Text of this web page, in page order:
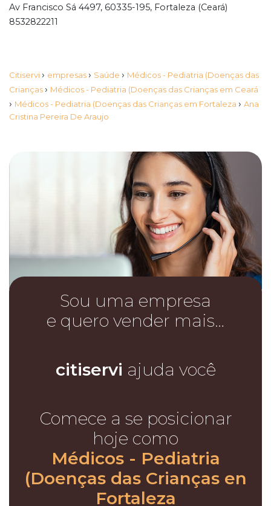
Av Francisco Sá 4497, 60335-195, Fortaleza (Ceará)
8532822211
Citiservi › empresas › Saúde › Médicos - Pediatria (Doenças das
Crianças › Médicos - Pediatria (Doenças das Crianças em Ceará
› Médicos - Pediatria (Doenças das Crianças em Fortaleza › Ana
Cristina Pereira De Araujo
Sou uma empresa
e quero vender mais…
citiservi ajuda você
Comece a se posicionar
hoje como
Médicos - Pediatria
(Doenças das Crianças en
Fortaleza